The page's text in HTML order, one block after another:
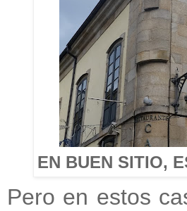
EN BUEN SITIO,
Pero en estos